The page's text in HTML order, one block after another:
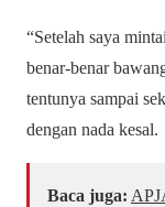
“Setelah saya
benar-benar
tentunya sampai
dengan nada kesal.
Baca juga: